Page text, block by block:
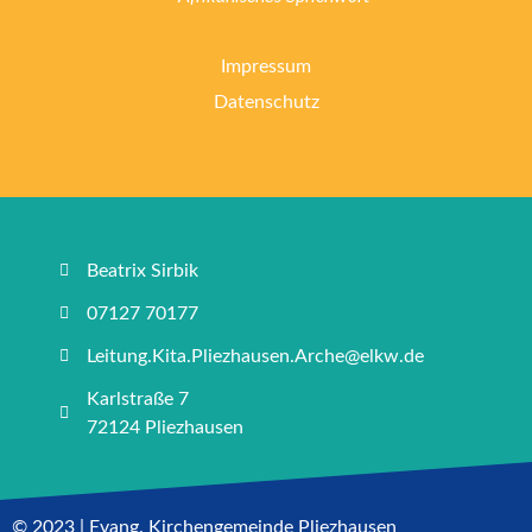
Impressum
Datenschutz
Beatrix Sirbik
07127 70177
Leitung.Kita.Pliezhausen.Arche@elkw.de
Karlstraße 7
72124 Pliezhausen
© 2023 | Evang. Kirchengemeinde Pliezhausen